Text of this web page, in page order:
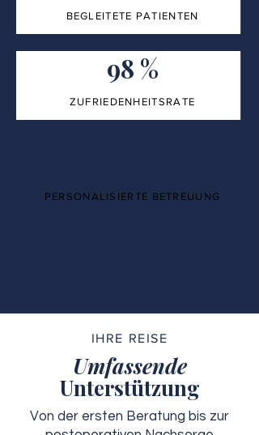
BEGLEITETE PATIENTEN
98 %
ZUFRIEDENHEITSRATE
PERSONALISIERTE BETREUUNG
IHRE REISE
Umfassende
Unterstützung
Von der ersten Beratung bis zur